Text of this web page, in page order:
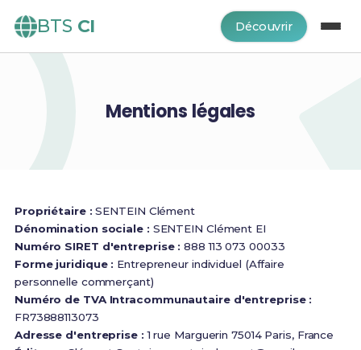
BTS CI Découvrir
Mentions légales
Propriétaire :SENTEIN Clément
Dénomination sociale : SENTEIN Clément EI
Numéro SIRET d'entreprise :888 113 073 00033
Forme juridique : Entrepreneur individuel (Affaire
personnelle commerçant)
Numéro de TVA Intracommunautaire d'entreprise :
FR73888113073
Adresse d'entreprise :1 rue Marguerin 75014 Paris, France